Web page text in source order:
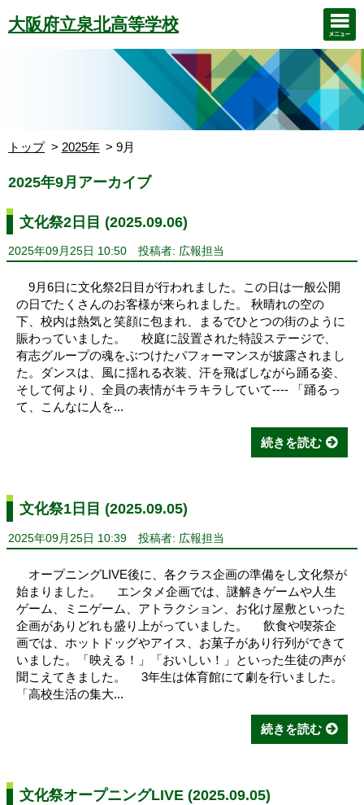
大阪府立泉北高等学校
トップ 2025年 9月
2025年9月アーカイブ
文化祭2日目 (2025.09.06)
2025年09月25日 10:50 投稿者: 広報担当
9月6日に文化祭2日目が行われました。この日は一般公開
の日でたくさんのお客様が来られました。 秋晴れの空の
下、校内は熱気と笑顔に包まれ、まるでひとつの街のように
賑わっていました。 校庭に設置された特設ステージで、
有志グループの魂をぶつけたパフォーマンスが披露されまし
た。ダンスは、風に揺れる衣装、汗を飛ばしながら踊る姿、
そして何より、全員の表情がキラキラしていて---- 「踊るっ
て、こんなに人を...
続きを読む
文化祭1日目 (2025.09.05)
2025年09月25日 10:39 投稿者: 広報担当
オープニングLIVE後に、各クラス企画の準備をし文化祭が
始まりました。 エンタメ企画では、謎解きゲームや人生
ゲーム、ミニゲーム、アトラクション、お化け屋敷といった
企画がありどれも盛り上がっていました。 飲食や喫茶企
画では、ホットドッグやアイス、お菓子があり行列ができて
いました。「映える！」「おいしい！」といった生徒の声が
聞こえてきました。 3年生は体育館にて劇を行いました。
「高校生活の集大...
続きを読む
文化祭オープニングLIVE (2025.09.05)